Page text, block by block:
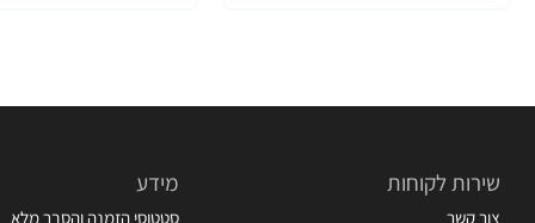
שירות לקוחות
צור קשר
מידע
סטטוסי הזמנה והסבר מלא